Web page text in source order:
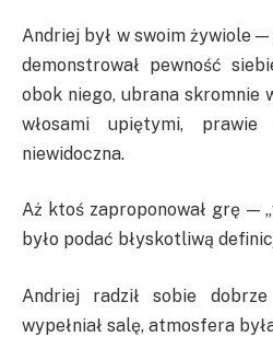
Andriej był w swoim żywiole —
demonstrował pewność
obok niego, ubrana skromnie
włosami upiętymi,
niewidoczna.
Aż ktoś zaproponował grę —
było podać błyskotliwą
Andriej radził sobie
wypełniał salę, atmosfera